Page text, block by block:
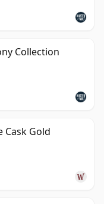
Collection
Cask Gold